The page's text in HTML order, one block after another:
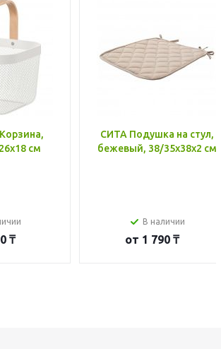
см
₸
СИТА Подушка на стул,
бежевый, 38/35x38x2 см
В наличии
от 1 790 ₸